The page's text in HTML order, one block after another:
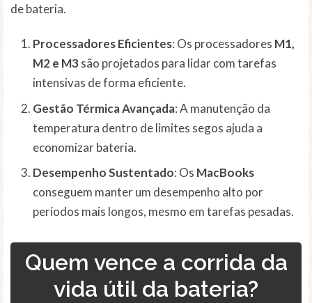
de bateria.
Processadores Eficientes: Os processadores M1,
M2 e M3são projetados para lidar com tarefas
intensivas de forma eficiente.
Gestão Térmica Avançada: A manutenção da
temperatura dentro de limites segos ajuda a
economizar bateria.
Desempenho Sustentado: Os MacBooks
conseguem manter um desempenho alto por
períodos mais longos, mesmo em tarefas pesadas.
Quem vence a corrida da
vida útil da bateria?